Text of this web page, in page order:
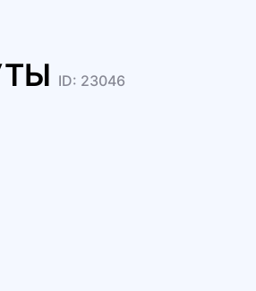
ID: 23046